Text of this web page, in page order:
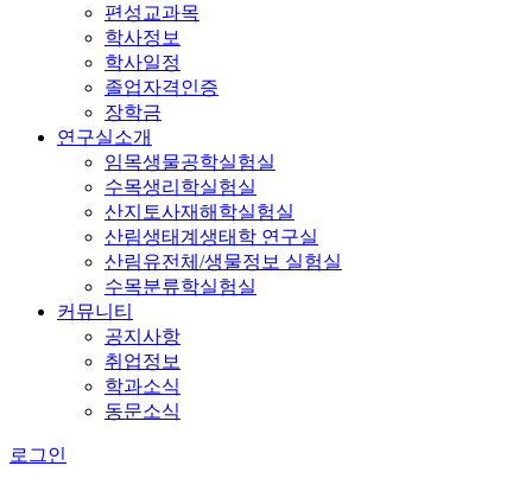
편성교과목
학사정보
학사일정
졸업자격인증
장학금
연구실소개
임목생물공학실험실
수목생리학실험실
산지토사재해학실험실
산림생태계생태학 연구실
산림유전체/생물정보 실험실
수목분류학실험실
커뮤니티
공지사항
취업정보
학과소식
동문소식
로그인